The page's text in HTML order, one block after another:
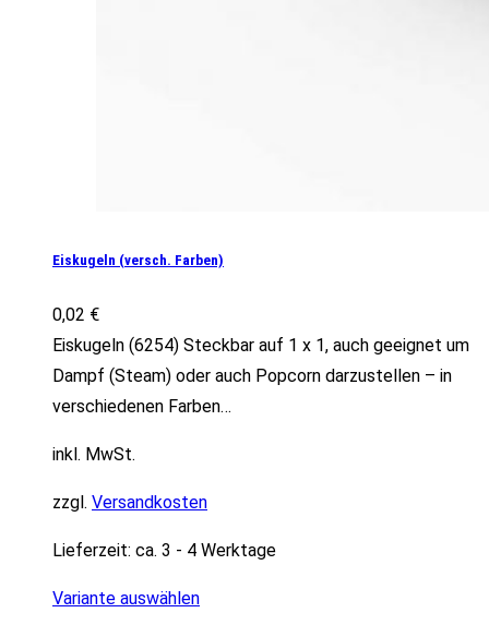
Eiskugeln (versch. Farben)
0,02 €
Eiskugeln (6254) Steckbar auf 1 x 1, auch geeignet um
Dampf (Steam) oder auch Popcorn darzustellen – in
verschiedenen Farben…
inkl. MwSt.
zzgl. Versandkosten
Lieferzeit: ca. 3 - 4 Werktage
Variante auswählen